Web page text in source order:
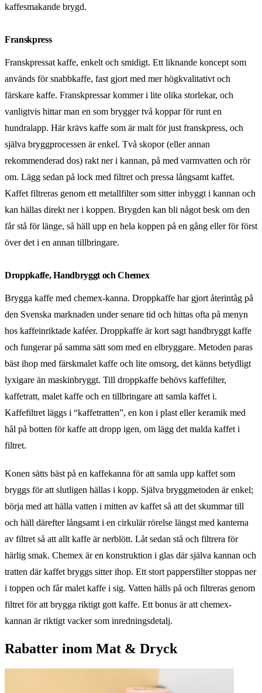
kaffesmakande brygd.
Franskpress
Franskpressat kaffe, enkelt och smidigt. Ett liknande koncept som
används för snabbkaffe, fast gjort med mer högkvalitativt och
färskare kaffe. Franskpressar kommer i lite olika storlekar, och
vanligtvis hittar man en som brygger två koppar för runt en
hundralapp. Här krävs kaffe som är malt för just franskpress, och
själva bryggprocessen är enkel. Två skopor (eller annan
rekommenderad dos) rakt ner i kannan, på med varmvatten och rör
om. Lägg sedan på lock med filtret och pressa långsamt kaffet.
Kaffet filtreras genom ett metallfilter som sitter inbyggt i kannan och
kan hällas direkt ner i koppen. Brygden kan bli något besk om den
får stå för länge, så häll upp en hela koppen på en gång eller för först
över det i en annan tillbringare.
Droppkaffe, Handbryggt och Chemex
Brygga kaffe med chemex-kanna. Droppkaffe har gjort återintåg på
den Svenska marknaden under senare tid och hittas ofta på menyn
hos kaffeinriktade kaféer. Droppkaffe är kort sagt handbryggt kaffe
och fungerar på samma sätt som med en elbryggare. Metoden paras
bäst ihop med färskmalet kaffe och lite omsorg, det känns betydligt
lyxigare än maskinbryggt. Till droppkaffe behövs kaffefilter,
kaffetratt, malet kaffe och en tillbringare att samla kaffet i.
Kaffefiltret läggs i “kaffetratten”, en kon i plast eller keramik med
hål på botten för kaffe att dropp igen, om lägg det malda kaffet i
filtret.
Konen sätts bäst på en kaffekanna för att samla upp kaffet som
bryggs för att slutligen hällas i kopp. Själva bryggmetoden är enkel;
börja med att hälla vatten i mitten av kaffet så att det skummar till
och häll därefter långsamt i en cirkulär rörelse längst med kanterna
av filtret så att allt kaffe är nerblött. Låt sedan stå och filtrera för
härlig smak. Chemex är en konstruktion i glas där själva kannan och
tratten där kaffet bryggs sitter ihop. Ett stort pappersfilter stoppas ner
i toppen och får malet kaffe i sig. Vatten hälls på och filtreras genom
filtret för att brygga riktigt gott kaffe. Ett bonus är att chemex-
kannan är riktigt vacker som inredningsdetalj.
Rabatter inom Mat & Dryck